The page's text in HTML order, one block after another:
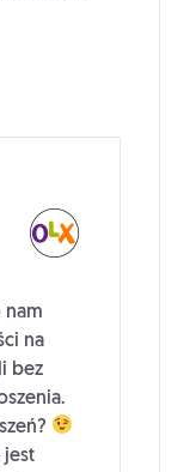
nam
na
bez
jest